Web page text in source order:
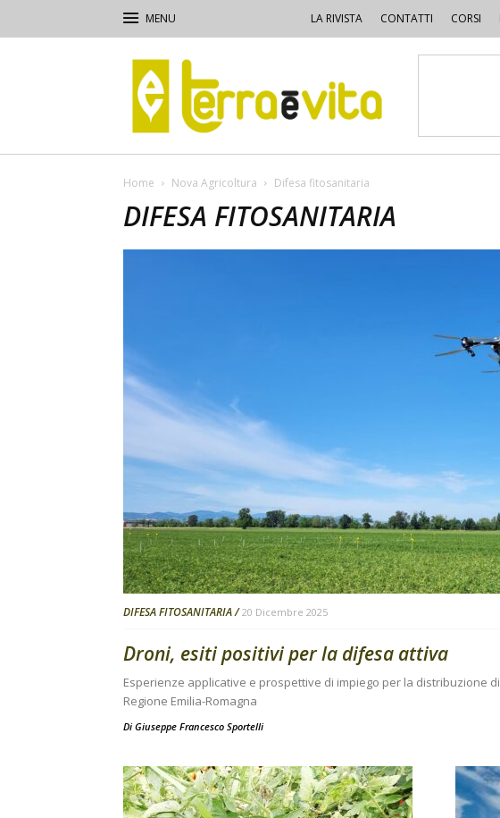
LA RIVISTA CONTATTI CORSI
Terra
e
Vita
Home Nova Agricoltura Difesa fitosanitaria
DIFESA FITOSANITARIA
DIFESA FITOSANITARIA 20 Dicembre 2025
Droni, esiti positivi per la difesa attiva
Esperienze applicative e prospettive di impiego per la distribuzione
Regione Emilia-Romagna
Di Giuseppe Francesco Sportelli